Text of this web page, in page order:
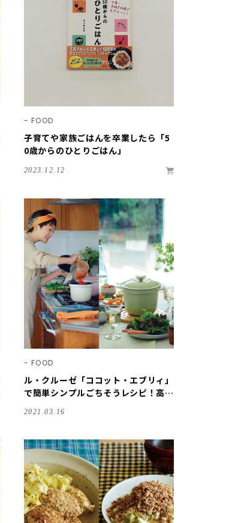
FOOD
子育てや家族ごはんを卒業したら「5
0歳からのひとりごはん」
2023.12.12
FOOD
ル・クルーゼ「ココット・エブリィ」
で簡単シンプルごちそうレシピ！高山
2021.03.16